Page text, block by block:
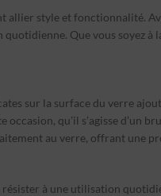
style et fonctionnalité.
Que vous soyez à
sur la surface du verre
qu’il s’agisse d’un
au verre, offrant une
à une utilisation